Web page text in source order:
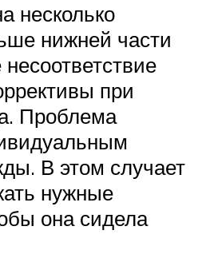
несколько
нижней части
при
Проблема
В этом случает
нужные
она сидела